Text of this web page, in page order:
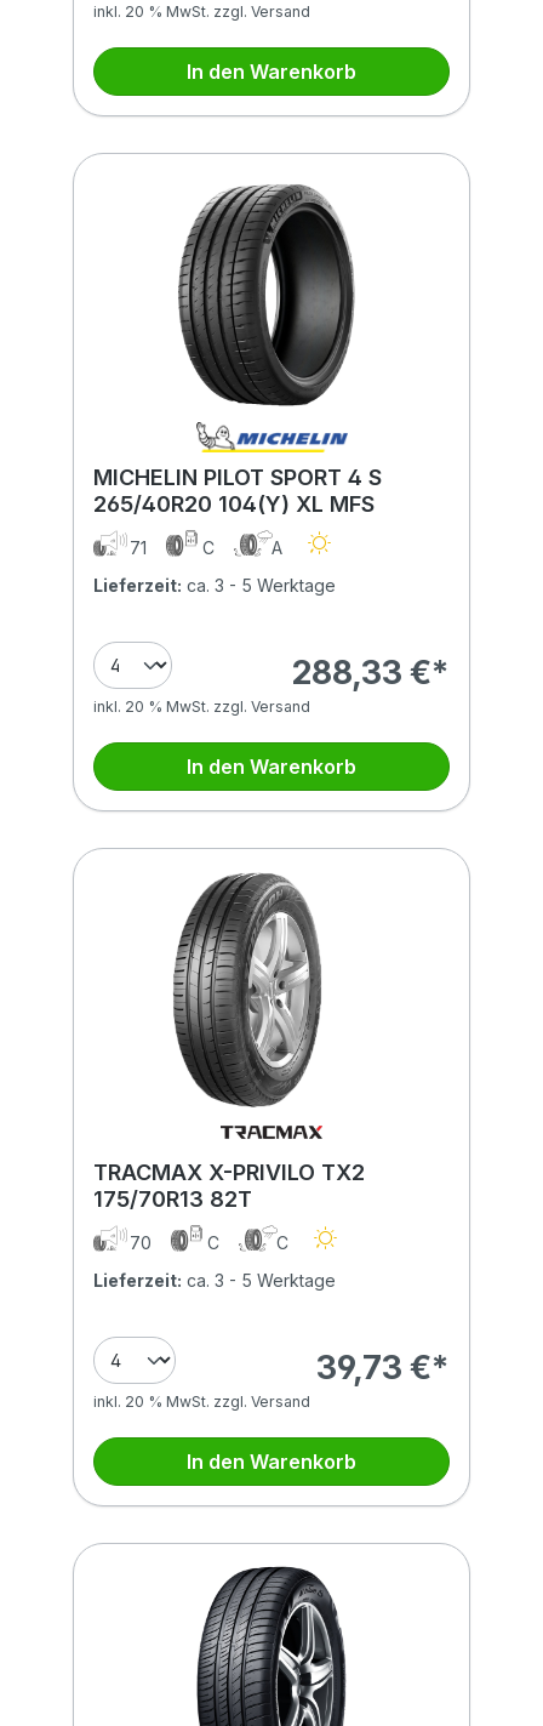
inkl. 20 % MwSt. zzgl. Versand
In den Warenkorb
MICHELIN PILOT SPORT 4 S
265/40R20 104(Y) XL MFS
71 C
A
Lieferzeit: ca. 3 - 5 Werktage
288,33 €*
inkl. 20 % MwSt. zzgl. Versand
In den Warenkorb
TRACMAX X-PRIVILO TX2
175/70R13 82T
70 C
C
Lieferzeit: ca. 3 - 5 Werktage
39,73 €*
inkl. 20 % MwSt. zzgl. Versand
In den Warenkorb